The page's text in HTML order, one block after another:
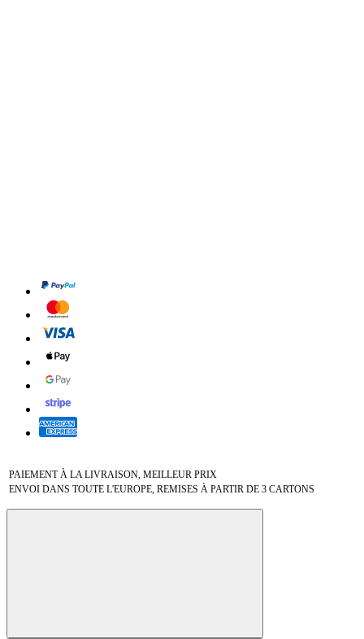
PAIEMENT À LA LIVRAISON, MEILLEUR PRIX
ENVOI DANS TOUTE L'EUROPE, REMISES À PARTIR DE 3 CARTONS